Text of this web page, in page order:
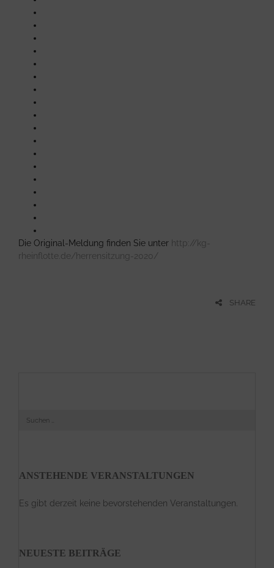
Die Original-Meldung finden Sie unter http://kg-
rheinflotte.de/herrensitzung-2020/
SHARE
a
:
ANSTEHENDE VERANSTALTUNGEN
Es gibt derzeit keine bevorstehenden Veranstaltungen.
NEUESTE BEITRÄGE